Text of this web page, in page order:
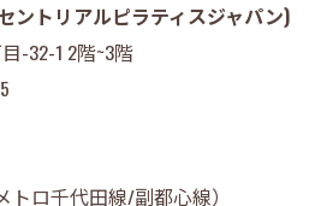
ントリアルピラティスジャパン)
-32-1 2階~3階
ロ千代田線/副都心線）